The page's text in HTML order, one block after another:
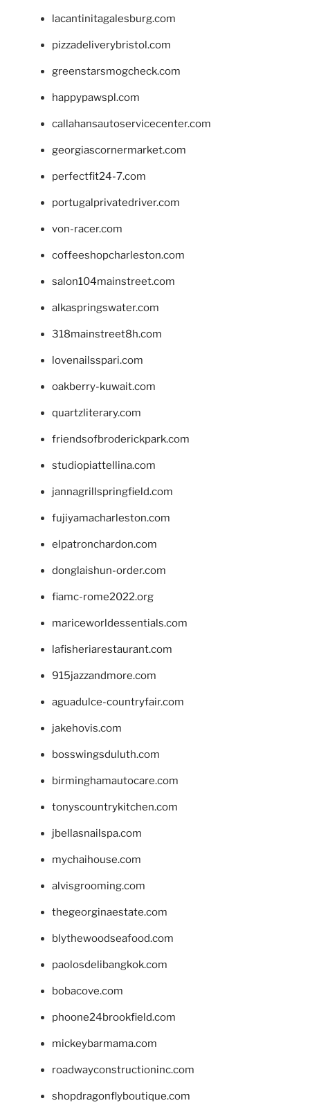
lacantinitagalesburg.com
pizzadeliverybristol.com
greenstarsmogcheck.com
happypawspl.com
callahansautoservicecenter.com
georgiascornermarket.com
perfectfit24-7.com
portugalprivatedriver.com
von-racer.com
coffeeshopcharleston.com
salon104mainstreet.com
alkaspringswater.com
318mainstreet8h.com
lovenailsspari.com
oakberry-kuwait.com
quartzliterary.com
friendsofbroderickpark.com
studiopiattellina.com
jannagrillspringfield.com
fujiyamacharleston.com
elpatronchardon.com
donglaishun-order.com
fiamc-rome2022.org
mariceworldessentials.com
lafisheriarestaurant.com
915jazzandmore.com
aguadulce-countryfair.com
jakehovis.com
bosswingsduluth.com
birminghamautocare.com
tonyscountrykitchen.com
jbellasnailspa.com
mychaihouse.com
alvisgrooming.com
thegeorginaestate.com
blythewoodseafood.com
paolosdelibangkok.com
bobacove.com
phoone24brookfield.com
mickeybarmama.com
roadwayconstructioninc.com
shopdragonflyboutique.com